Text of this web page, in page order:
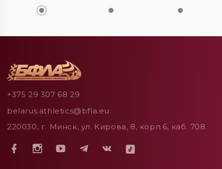
+375 29 307 68 29
belarus.athletics@bfla.eu
220030, г. Минск, ул. Кирова, 8, корп.6, каб. 708.